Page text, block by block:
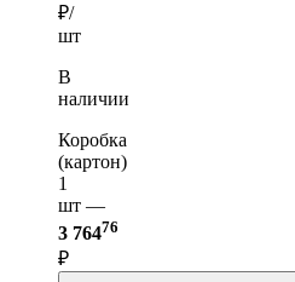
₽/
шт
В
наличии
Коробка
(картон)
1
шт —
3 76476
₽